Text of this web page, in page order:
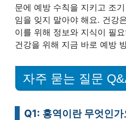
문에 예방 수칙을 지키고 조
임을 잊지 말아야 해요. 건강
이를 위해 정보와 지식이 필
건강을 위해 지금 바로 예방
자주 묻는 질문
Q1: 홍역이란 무엇인가